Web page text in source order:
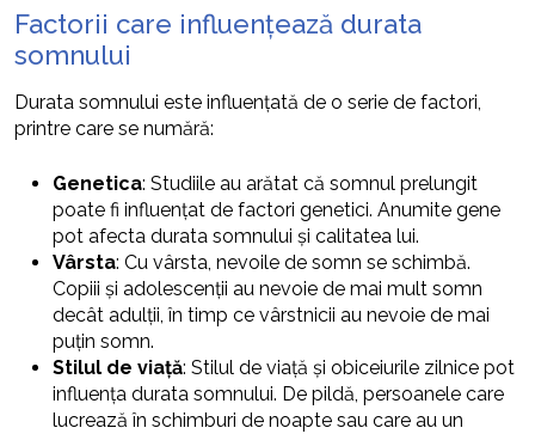
Factorii care influențează durata
somnului
Durata somnului este influențată de o serie de factori,
printre care se numără:
Genetica: Studiile au arătat că somnul prelungit
poate fi influențat de factori genetici. Anumite gene
pot afecta durata somnului și calitatea lui.
Vârsta: Cu vârsta, nevoile de somn se schimbă.
Copiii și adolescenții au nevoie de mai mult somn
decât adulții, în timp ce vârstnicii au nevoie de mai
puțin somn.
Stilul de viață: Stilul de viață și obiceiurile zilnice pot
influența durata somnului. De pildă, persoanele care
lucrează în schimburi de noapte sau care au un